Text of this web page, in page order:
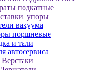
подкатные
упоры
вакуума
поршневые
и тали
автосервиса
Верстаки